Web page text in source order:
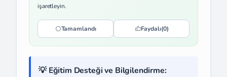
işaretleyin.
Tamamlandı Faydalı(0)
💡 Eğitim Desteği ve Bilgilendirme: